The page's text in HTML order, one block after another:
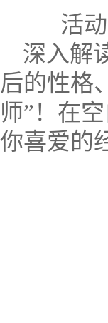
活
深入解
后的性格
师”！在
你喜爱的